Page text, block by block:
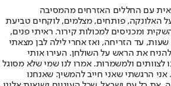
עם החללים האזרחים מהמסיבה
האלונקה, פותחים, מצלמים, לוקחים טביעת
ומכניסים למכולות קירור. ראיתי פנים,
ראיתי הכל. עבדתי רצוף 12 שעות, עד הזריחה, ואז אחרי לילה לבן מצאתי
את הראש על השולחן. העירו אותי
לצוותים ולמשמרות. אמרו לנו שמי שלא מסוגל
הרגשתי שאני חייב להמשיך. שאנחנו